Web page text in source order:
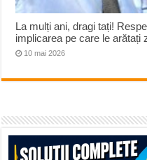
La mulți ani, dragi tați!
implicarea pe care le arătați
10 mai 2026